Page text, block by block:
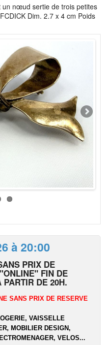
un nœud sertie de trois petites
Dim. 2.7 x 4 cm Poids
à 20:00
PRIX DE
FIN DE
DE 20H.
SANS PRIX DE RESERVE
VAISSELLE
MOBILIER DESIGN,
VELOS...